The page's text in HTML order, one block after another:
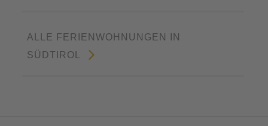
ALLE FERIENWOHNUNGEN IN
SÜDTIROL